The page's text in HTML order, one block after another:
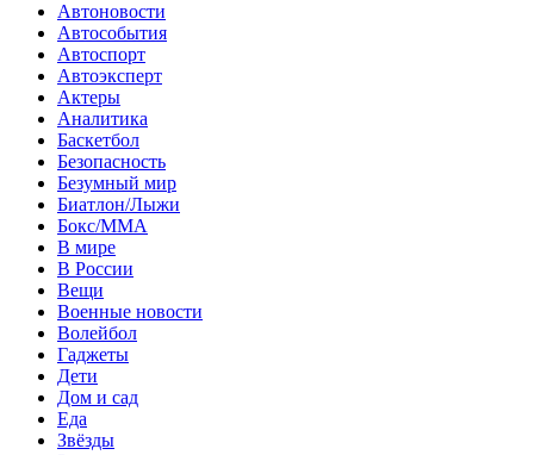
Автоновости
Автособытия
Автоспорт
Автоэксперт
Актеры
Аналитика
Баскетбол
Безопасность
Безумный мир
Биатлон/Лыжи
Бокс/MMA
В мире
В России
Вещи
Военные новости
Волейбол
Гаджеты
Дети
Дом и сад
Еда
Звёзды